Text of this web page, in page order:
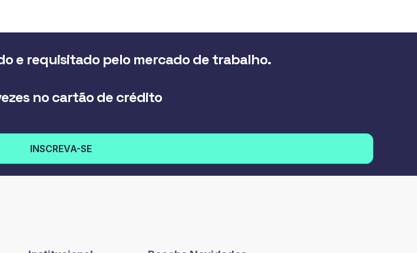
e requisitado pelo mercado de trabalho.
no cartão de crédito
INSCREVA-SE